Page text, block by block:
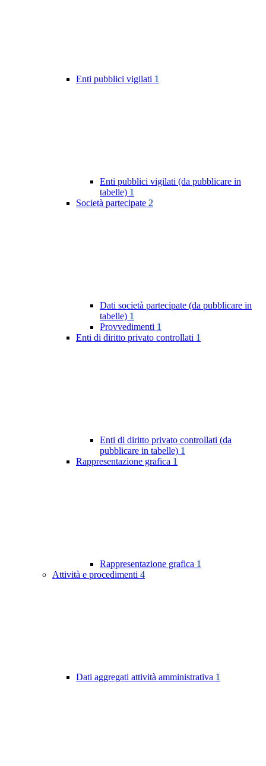
Enti pubblici vigilati 1
Enti pubblici vigilati (da pubblicare in
tabelle) 1
Società partecipate 2
Dati società partecipate (da pubblicare in
tabelle) 1
Provvedimenti 1
Enti di diritto privato controllati 1
Enti di diritto privato controllati (da
pubblicare in tabelle) 1
Rappresentazione grafica 1
Rappresentazione grafica 1
Attività e procedimenti 4
Dati aggregati attività amministrativa 1